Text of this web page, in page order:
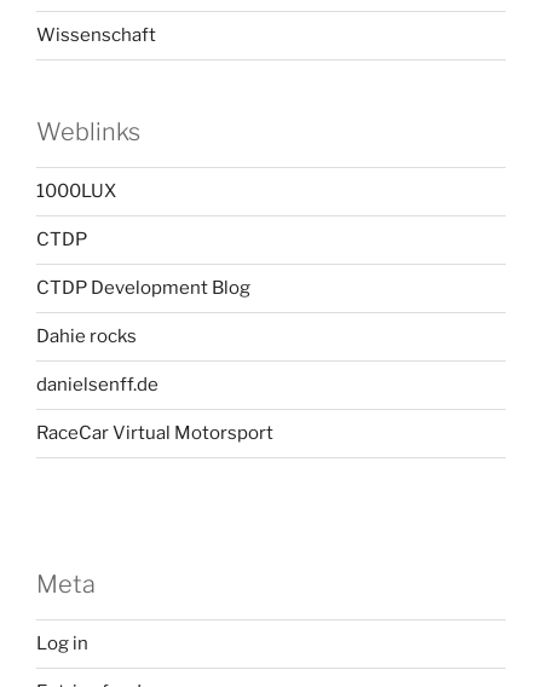
Wissenschaft
Weblinks
1000LUX
CTDP
CTDP Development Blog
Dahie rocks
danielsenff.de
RaceCar Virtual Motorsport
Meta
Log in